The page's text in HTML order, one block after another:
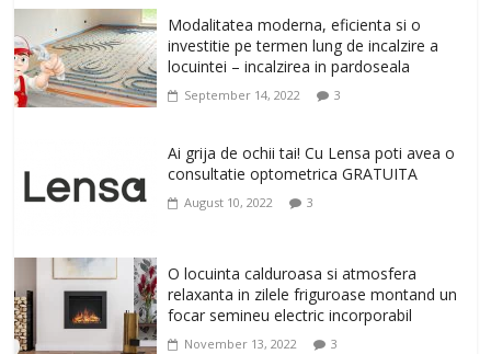
alegere buna, Oglinda de baie cu mărire
și iluminare LED
February 20, 2026 0
un corp sanatos si armonios dezvoltat,
cu Flexor Fitness-dispozitiv pentru
tonifiere muschi
Un ten regenerat, fara riduri. Crema
antirid Ivatherm pentru o piele neteda si
elastica.
February 6, 2026 0
Modalitatea moderna, eficienta si o
investitie pe termen lung de incalzire a
locuintei – incalzirea in pardoseala
September 14, 2022 3
Ai grija de ochii tai! Cu Lensa poti avea o
consultatie optometrica GRATUITA
August 10, 2022 3
O locuinta calduroasa si atmosfera
relaxanta in zilele friguroase montand un
focar semineu electric incorporabil
November 13, 2022 3